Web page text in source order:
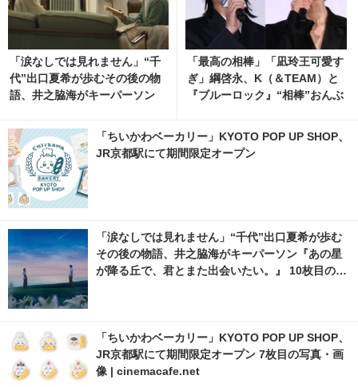
「涙なしでは見れません」“千
代”出口夏希が歩むその後の物
語、井之脇海がキーパーソン
出会いたい。』 9枚目の写真・
画像 | cinemacafe.net
「最高の相棒」「凪玲王可愛す
ぎ」綱啓永、K（＆TEAM）と
『ブルーロック』“相棒”おんぶ
「ちいかわベーカリー」KYOTO POP UP SHOP、
JR京都駅にて期間限定オープン
「涙なしでは見れません」“千代”出口夏希が歩む
その後の物語、井之脇海がキーパーソン『あの星
が降る丘で、君とまた出会いたい。』 10枚目の写
「ちいかわベーカリー」KYOTO POP UP SHOP、
JR京都駅にて期間限定オープン 7枚目の写真・画
像 | cinemacafe.net